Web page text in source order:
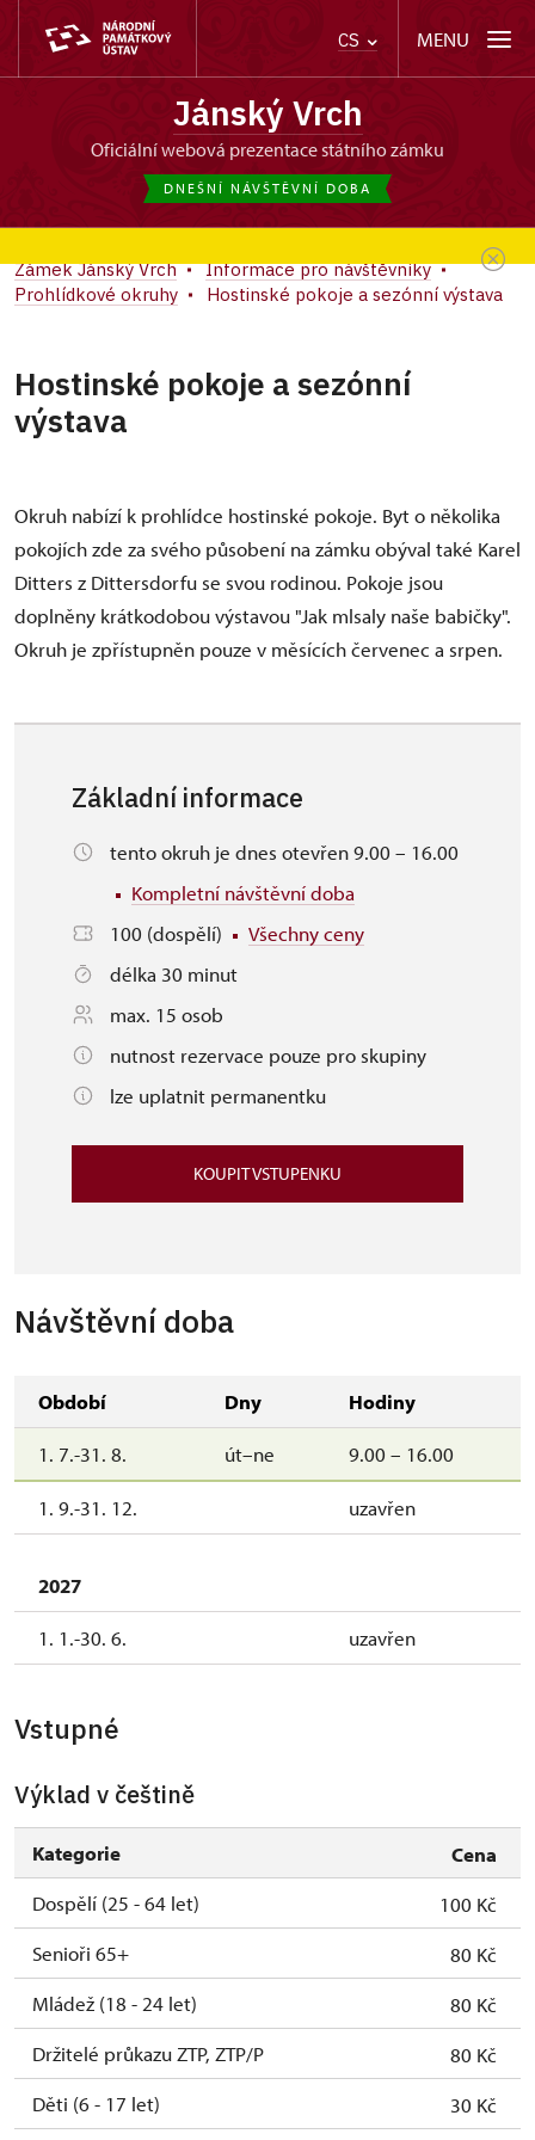
CS MENU
Jánský Vrch
oficiální webová prezentace státního zámku
DNEŠNÍ NÁVŠTĚVNÍ DOBA
Zámek Jánský Vrch
Informace pro návštěvníky
Prohlídkové okruhy
Hostinské pokoje a sezónní výstava
Hostinské pokoje a sezónní
výstava
Okruh nabízí k prohlídce hostinské pokoje. Byt o několika
pokojích zde za svého působení na zámku obýval také Karel
Ditters z Dittersdorfu se svou rodinou. Pokoje jsou
doplněny krátkodobou výstavou "Jak mlsaly naše babičky".
Okruh je zpřístupněn pouze v měsících červenec a srpen.
Základní informace
tento okruh je dnes otevřen 9.00 – 16.00
Kompletní návštěvní doba
100 (dospělí)
Všechny ceny
délka 30 minut
max. 15 osob
nutnost rezervace pouze pro skupiny
lze uplatnit permanentku
KOUPIT VSTUPENKU
Návštěvní doba
Období Dny Hodiny
1. 7.-31. 8. út–ne 9.00 – 16.00
1. 9.-31. 12. uzavřen
2027
1. 1.-30. 6. uzavřen
Vstupné
Výklad v češtině
Kategorie
Cena
Dospělí (25 - 64 let)
100 Kč
Senioři 65+
80 Kč
Mládež (18 - 24 let)
80 Kč
Držitelé průkazu ZTP, ZTP/P
80 Kč
Děti (6 - 17 let)
30 Kč